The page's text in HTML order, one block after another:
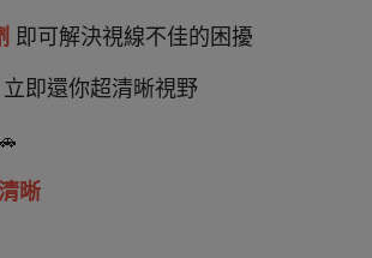
即可解決視線不佳的困擾
即還你超清晰視野
晰